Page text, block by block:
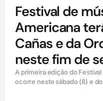
Festival de
Americana
Cañas e da
neste fim de
A primeira edição do
ocorre neste sábado (8) e